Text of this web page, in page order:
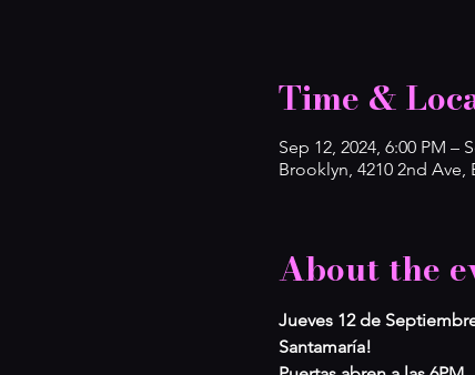
Time &
Sep 12, 2024, 6:00 PM –
Brooklyn, 4210 2nd Ave,
About the
Jueves 12 de
Santamaría!